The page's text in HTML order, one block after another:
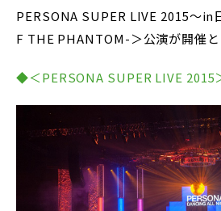
PERSONA SUPER LIVE 2015～in
F THE PHANTOM-＞公演が開催と
◆＜PERSONA SUPER LIVE 2015